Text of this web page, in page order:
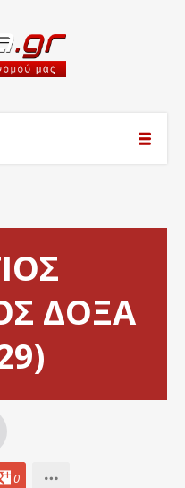
ΔΟΞΑ
0